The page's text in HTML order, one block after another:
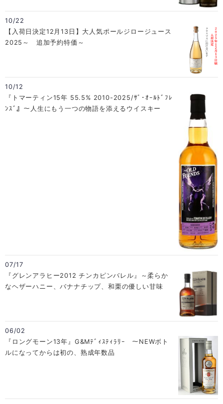
10/22
【入荷日決定12月13日】大人気ポールジロージュース
2025～ 追加予約特価～
10/12
『トマーティン15年 55.5% 2010-2025/ｻﾞ･ｵｰﾙﾄﾞﾌﾚ
ﾝｽﾞ』～人生にもう一つの物語を添えるウイスキー
07/17
『グレンアラヒー2012 チンカピンバレル』～柔らか
なヘザーハニー、バナナチップ、和栗の優しい甘味
06/02
『ロングモーン13年』G&Mﾃﾞｨｽﾃｨﾗﾘｰ ～NEWボト
ルになってからは初の、熟成年数品